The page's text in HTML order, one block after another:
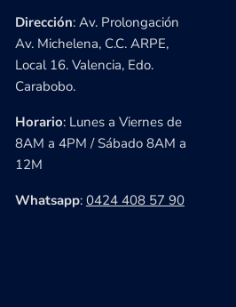
Dirección: Av. Prolongación
Av. Michelena, C.C. ARPE,
Local 16. Valencia, Edo.
Carabobo.
Horario: Lunes a Viernes de
8AM a 4PM / Sábado 8AM a
12M
Whatsapp: 0424 408 57 90